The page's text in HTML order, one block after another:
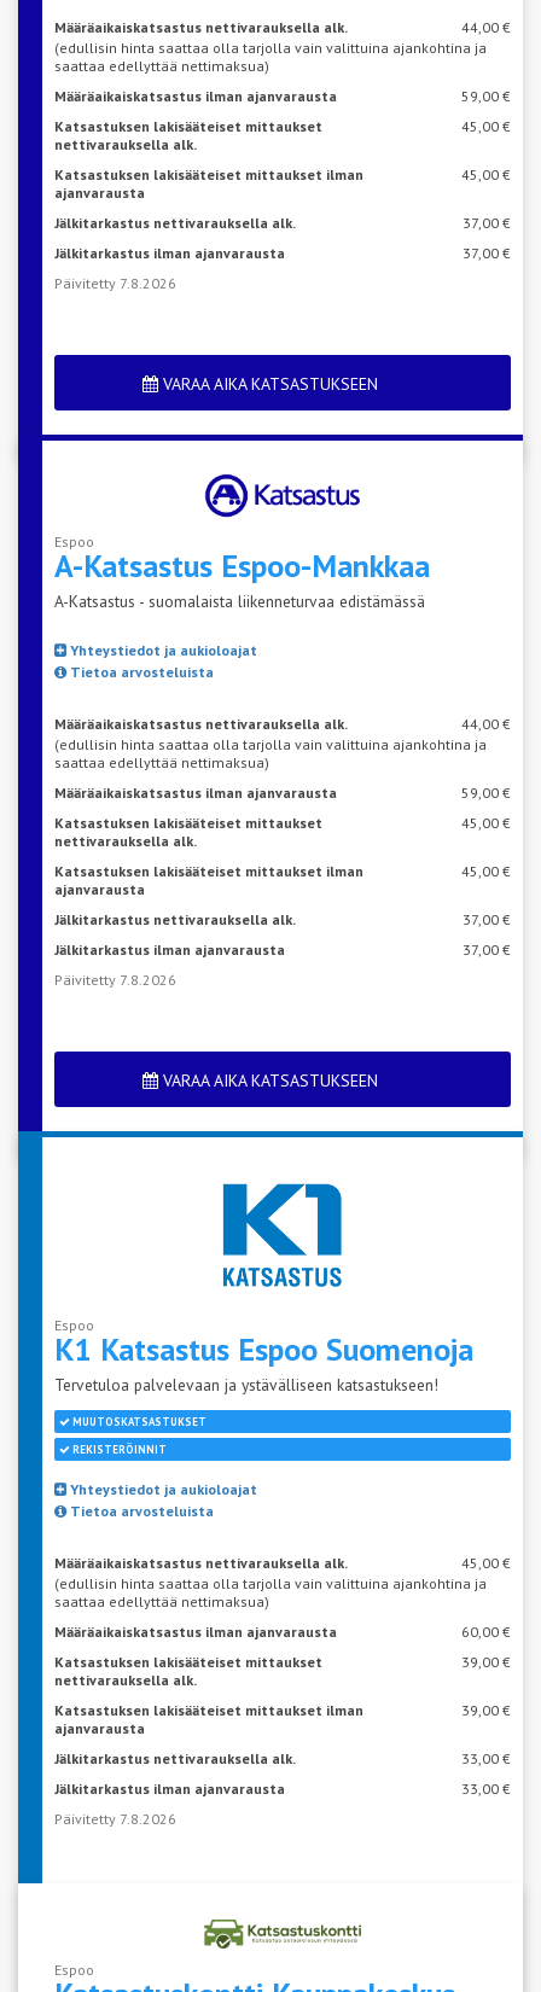
Määräaikaiskatsastus nettivarauksella alk.
44,00 €
(edullisin hinta saattaa olla tarjolla vain valittuina ajankohtina ja
saattaa edellyttää nettimaksua)
Määräaikaiskatsastus ilman ajanvarausta
59,00 €
Katsastuksen lakisääteiset mittaukset
nettivarauksella alk.
45,00 €
Katsastuksen lakisääteiset mittaukset ilman
ajanvarausta
45,00 €
Jälkitarkastus nettivarauksella alk.
37,00 €
Jälkitarkastus ilman ajanvarausta
37,00 €
Päivitetty 7.8.2026
VARAA AIKA KATSASTUKSEEN
Espoo
A-Katsastus Espoo-Mankkaa
A-Katsastus - suomalaista liikenneturvaa edistämässä
Yhteystiedot ja aukioloajat
Tietoa arvosteluista
Määräaikaiskatsastus nettivarauksella alk.
44,00 €
(edullisin hinta saattaa olla tarjolla vain valittuina ajankohtina ja
saattaa edellyttää nettimaksua)
Määräaikaiskatsastus ilman ajanvarausta
59,00 €
Katsastuksen lakisääteiset mittaukset
nettivarauksella alk.
45,00 €
Katsastuksen lakisääteiset mittaukset ilman
ajanvarausta
45,00 €
Jälkitarkastus nettivarauksella alk.
37,00 €
Jälkitarkastus ilman ajanvarausta
37,00 €
Päivitetty 7.8.2026
VARAA AIKA KATSASTUKSEEN
Espoo
K1 Katsastus Espoo Suomenoja
Tervetuloa palvelevaan ja ystävälliseen katsastukseen!
MUUTOSKATSASTUKSET
REKISTERÖINNIT
Yhteystiedot ja aukioloajat
Tietoa arvosteluista
Määräaikaiskatsastus nettivarauksella alk.
45,00 €
(edullisin hinta saattaa olla tarjolla vain valittuina ajankohtina ja
saattaa edellyttää nettimaksua)
Määräaikaiskatsastus ilman ajanvarausta
60,00 €
Katsastuksen lakisääteiset mittaukset
nettivarauksella alk.
39,00 €
Katsastuksen lakisääteiset mittaukset ilman
ajanvarausta
39,00 €
Jälkitarkastus nettivarauksella alk.
33,00 €
Jälkitarkastus ilman ajanvarausta
33,00 €
Päivitetty 7.8.2026
VARAA AIKA KATSASTUKSEEN
Espoo